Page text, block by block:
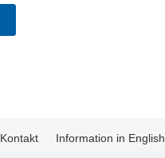
Kontakt Information in English